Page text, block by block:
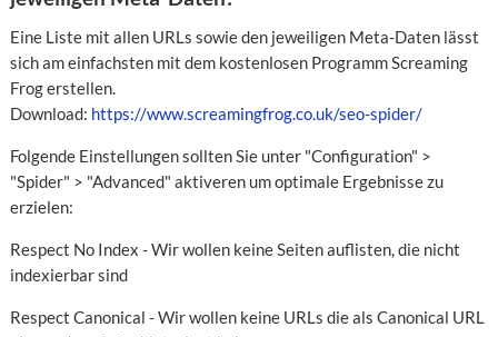
Eine Liste mit allen URLs sowie den jeweiligen Meta-Daten lässt
sich am einfachsten mit dem kostenlosen Programm Screaming
Frog erstellen.
Download: https://www.screamingfrog.co.uk/seo-spider/
Folgende Einstellungen sollten Sie unter "Configuration" >
"Spider" > "Advanced" aktiveren um optimale Ergebnisse zu
erzielen:
Respect No Index - Wir wollen keine Seiten auflisten, die nicht
indexierbar sind
Respect Canonical - Wir wollen keine URLs die als Canonical URL